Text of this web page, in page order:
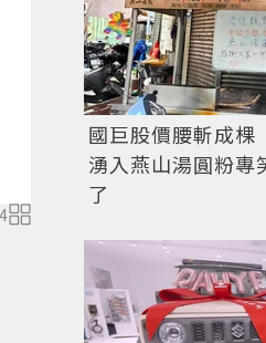
4
國巨股價腰斬成棵
湧入燕山湯圓粉專
了